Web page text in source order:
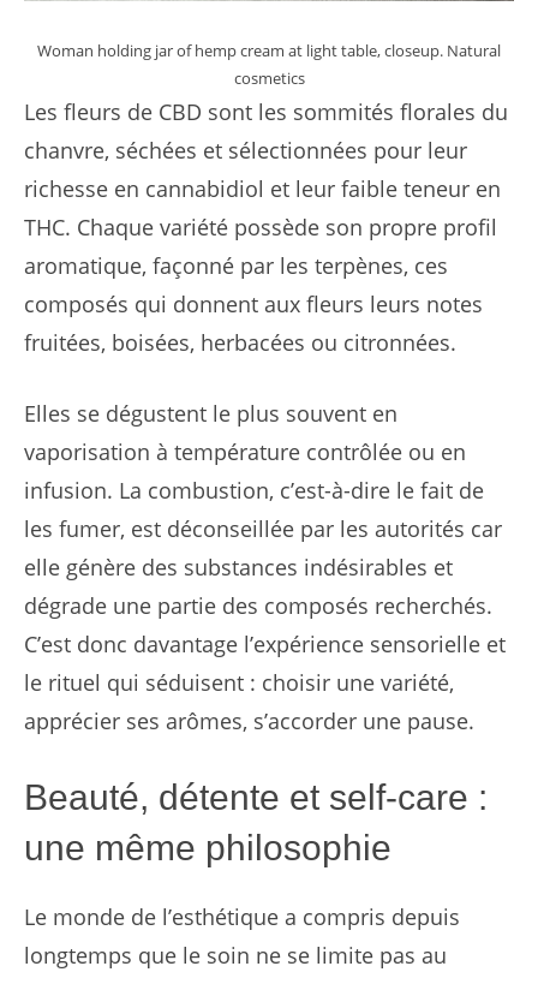
Woman holding jar of hemp cream at light table, closeup. Natural
cosmetics
Les fleurs de CBD sont les sommités florales du
chanvre, séchées et sélectionnées pour leur
richesse en cannabidiol et leur faible teneur en
THC. Chaque variété possède son propre profil
aromatique, façonné par les terpènes, ces
composés qui donnent aux fleurs leurs notes
fruitées, boisées, herbacées ou citronnées.
Elles se dégustent le plus souvent en
vaporisation à température contrôlée ou en
infusion. La combustion, c’est-à-dire le fait de
les fumer, est déconseillée par les autorités car
elle génère des substances indésirables et
dégrade une partie des composés recherchés.
C’est donc davantage l’expérience sensorielle et
le rituel qui séduisent : choisir une variété,
apprécier ses arômes, s’accorder une pause.
Beauté, détente et self-care :
une même philosophie
Le monde de l’esthétique a compris depuis
longtemps que le soin ne se limite pas au